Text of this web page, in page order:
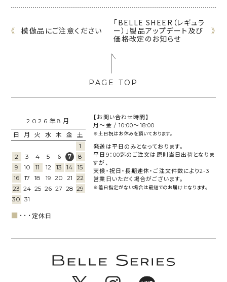
《 模倣品にご注意ください
「BELLE SHEER（レギュラ
ー）」製品アップデート及び
価格改定のお知らせ
》
2026年8月
日
月 火 水 木 金
土
1
2
3 4 5 6 7
8
9
10 11 12 13 14
15
16
17 18 19 20 21
22
23 24 25 26 27 28 29
30 31
■ ･･･ 定休日
【お問い合わせ時間】
月～金 / 10:00～18:00
※土日祝はお休みを頂いております。
発送は平日のみとなっております。
平日9：00迄のご注文は原則当日出荷となりま
すが、
天候・祝日・長期連休・ご注文件数により2-3
営業日いただく場合がございます。
※着日指定がない場合は最短でのお届けとなります。